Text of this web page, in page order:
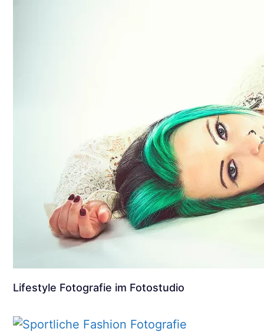
Lifestyle Fotografie im Fotostudio